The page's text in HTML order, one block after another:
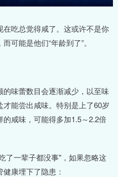
吃总觉得咸了。这或许不是你
可能是他们“年龄到了”。
味蕾数目会逐渐减少，以至味
能尝出咸味。特别是上了60岁
咸味，可能得多加1.5～2.2倍
了一辈子都没事"，如果忽略这
康埋下了隐患：